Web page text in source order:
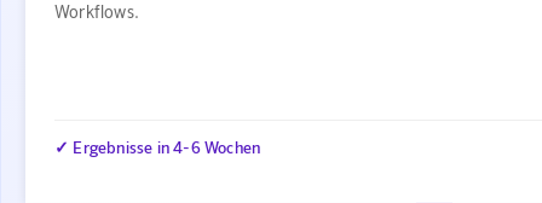
Workflows.
✓ Ergebnisse in 4-6 Wochen